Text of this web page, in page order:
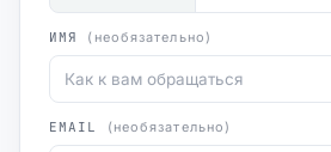
ИМЯ (необязательно)
EMAIL (необязательно)